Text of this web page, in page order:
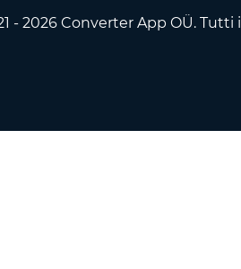
- 2026 Converter App OÜ. Tutti i